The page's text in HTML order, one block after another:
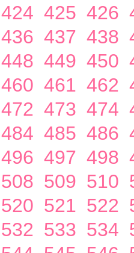
424 425 426
436 437 438
448 449 450
460 461 462
472 473 474
484 485 486
496 497 498
508 509 510
520 521 522
532 533 534